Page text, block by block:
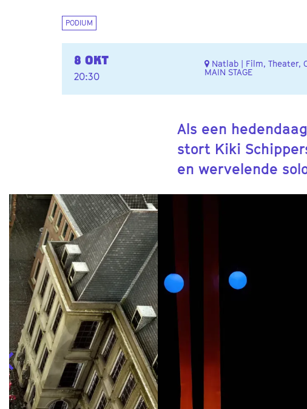
PODIUM
8 OKT
20:30
Natlab | Film, Theater,
MAIN STAGE
Als een
stort Kiki
en wervelende
Overslaan